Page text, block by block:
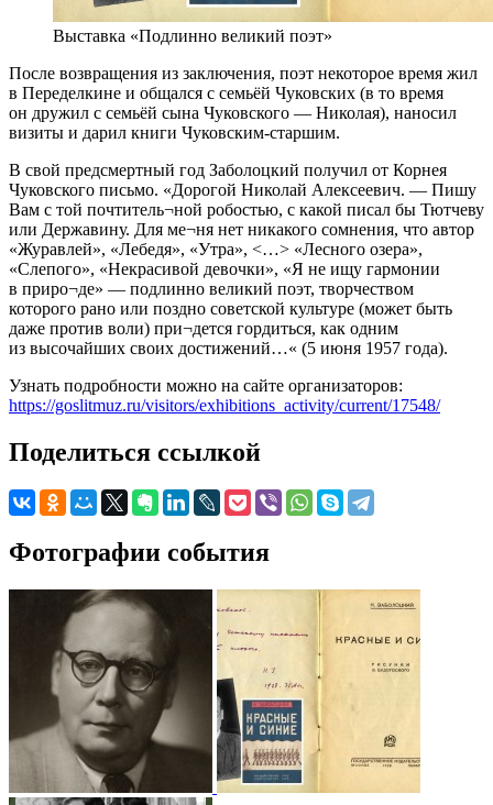
Выставка «Подлинно великий поэт»
После возвращения из заключения, поэт некоторое время жил
в Переделкине и общался с семьёй Чуковских (в то время
он дружил с семьёй сына Чуковского — Николая), наносил
визиты и дарил книги Чуковским-старшим.
В свой предсмертный год Заболоцкий получил от Корнея
Чуковского письмо. «Дорогой Николай Алексеевич. — Пишу
Вам с той почтитель¬ной робостью, с какой писал бы Тютчеву
или Державину. Для ме¬ня нет никакого сомнения, что автор
«Журавлей», «Лебедя», «Утра», <…> «Лесного озера»,
«Слепого», «Некрасивой девочки», «Я не ищу гармонии
в приро¬де» — подлинно великий поэт, творчеством
которого рано или поздно советской культуре (может быть
даже против воли) при¬дется гордиться, как одним
из высочайших своих достижений…« (5 июня 1957 года).
Узнать подробности можно на сайте организаторов:
https://goslitmuz.ru/visitors/exhibitions_activity/current/17548/
Поделиться ссылкой
Фотографии события